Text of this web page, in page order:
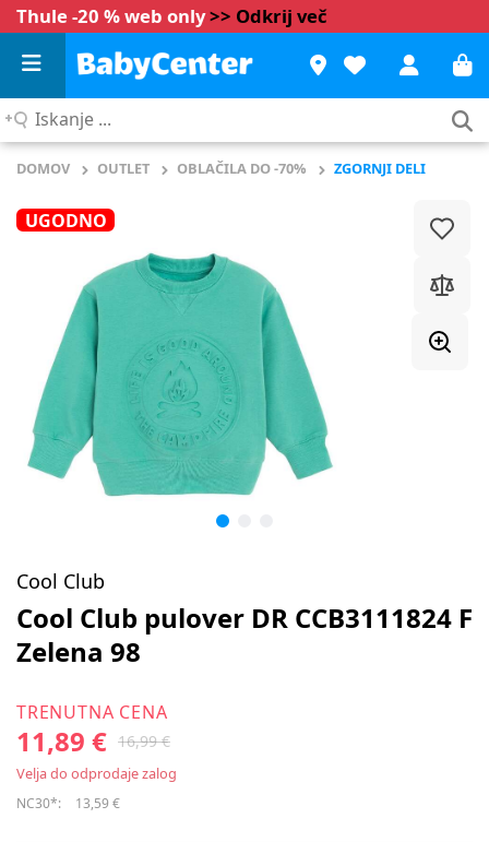
Thule -20 % web only>> Odkrij več
Iskanje
DOMOV OUTLET OBLAČILA DO -70% ZGORNJI DELI
UGODNO
Cool Club
Cool Club pulover DR CCB3111824 F
Zelena 98
TRENUTNA CENA
11,89 € 16,99 €
Velja do odprodaje zalog
NC30*: 13,59 €